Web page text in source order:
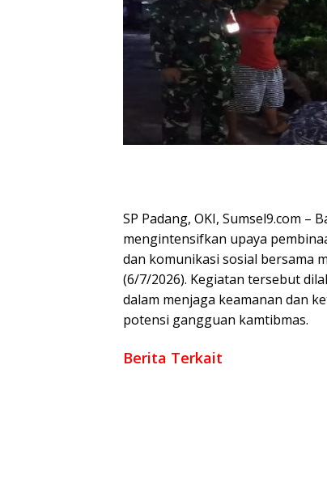
SP Padang, OKI, Sumsel9.com –
mengintensifkan upaya
dan komunikasi sosial bersama
(6/7/2026). Kegiatan tersebut
dalam menjaga keamanan dan
potensi gangguan kamtibmas.
Berita Terkait